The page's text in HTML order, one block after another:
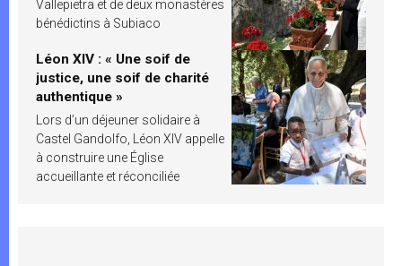
Vallepietra et de deux monastères
bénédictins à Subiaco
Léon XIV : « Une soif de
justice, une soif de charité
authentique »
Lors d’un déjeuner solidaire à
Castel Gandolfo, Léon XIV appelle
à construire une Église
accueillante et réconciliée